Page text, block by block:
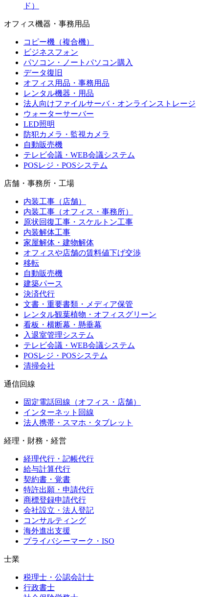
ド）
オフィス機器・事務用品
コピー機（複合機）
ビジネスフォン
パソコン・ノートパソコン購入
データ復旧
オフィス用品・事務用品
レンタル機器・用品
法人向けファイルサーバ・オンラインストレージ
ウォーターサーバー
LED照明
防犯カメラ・監視カメラ
自動販売機
テレビ会議・WEB会議システム
POSレジ・POSシステム
店舗・事務所・工場
内装工事（店舗）
内装工事（オフィス・事務所）
原状回復工事・スケルトン工事
内装解体工事
家屋解体・建物解体
オフィスや店舗の賃料値下げ交渉
移転
自動販売機
建築パース
決済代行
文書・重要書類・メディア保管
レンタル観葉植物・オフィスグリーン
看板・横断幕・懸垂幕
入退室管理システム
テレビ会議・WEB会議システム
POSレジ・POSシステム
清掃会社
通信回線
固定電話回線（オフィス・店舗）
インターネット回線
法人携帯・スマホ・タブレット
経理・財務・経営
経理代行・記帳代行
給与計算代行
契約書・覚書
特許出願・申請代行
商標登録申請代行
会社設立・法人登記
コンサルティング
海外進出支援
プライバシーマーク・ISO
士業
税理士・公認会計士
行政書士